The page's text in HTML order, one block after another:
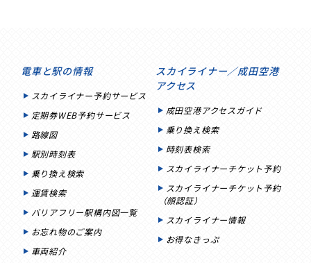
電車と駅の情報
スカイライナー予約サービス
定期券WEB予約サービス
路線図
駅別時刻表
乗り換え検索
運賃検索
バリアフリー駅構内図一覧
お忘れ物のご案内
車両紹介
スカイライナー／成田空港
アクセス
成田空港アクセスガイド
乗り換え検索
時刻表検索
スカイライナーチケット予約
スカイライナーチケット予約
（顔認証）
スカイライナー情報
お得なきっぷ